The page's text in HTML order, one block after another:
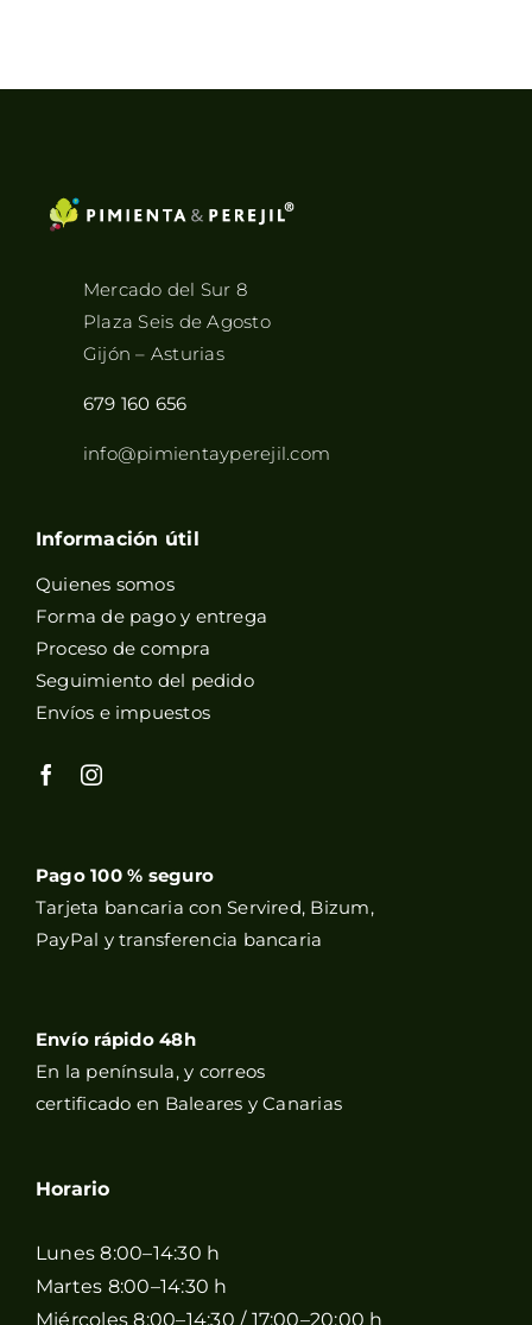
Mercado del Sur 8
Plaza Seis de Agosto
Gijón – Asturias
679 160 656
info@pimientayperejil.com
Información útil
Quienes somos
Forma de pago y entrega
Proceso de compra
Seguimiento del pedido
Envíos e impuestos
Pago 100 % seguro
Tarjeta bancaria con Servired, Bizum,
PayPal y transferencia bancaria
Envío rápido 48h
En la península, y correos
certificado en Baleares y Canarias
Horario
Lunes 8:00–14:30 h
Martes 8:00–14:30 h
Miércoles 8:00–14:30 / 17:00–20:00 h